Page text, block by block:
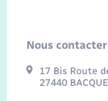
Nous
17 Bis Route
27440